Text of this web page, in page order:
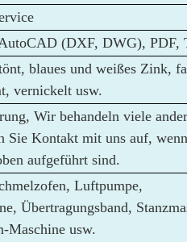
(DXF, DWG), PDF,
blaues und weißes Zink,
vernickelt usw.
Wir behandeln viele
Sie Kontakt mit uns auf,
aufgeführt sind.
Luftpumpe,
Übertragungsband,
Maschine usw.